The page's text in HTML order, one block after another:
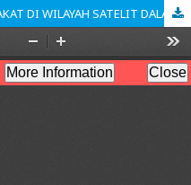
ANALISIS PARTISIPASI MASYARAKAT DI WILAYAH SATELIT DALAM PEMBANGUNAN DAN PEMELIHARAAN DRAINASE